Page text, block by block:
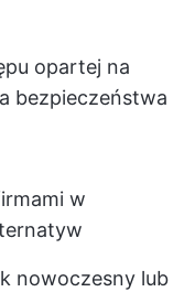
opartej na
bezpieczeństwa
w
nowoczesny lub